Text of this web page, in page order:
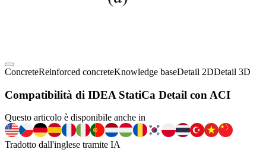
ConcreteReinforced concreteKnowledge baseDetail 2DDetail 3D
Compatibilità di IDEA StatiCa Detail con ACI
Questo articolo è disponibile anche in
Tradotto dall'inglese tramite IA